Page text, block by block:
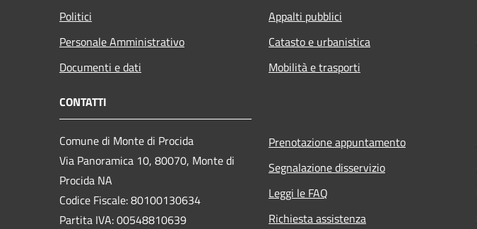
Politici
Personale Amministrativo
Documenti e dati
Appalti pubblici
Catasto e urbanistica
Mobilità e trasporti
CONTATTI
Comune di Monte di Procida
Via Panoramica 10, 80070, Monte di
Procida NA
Codice Fiscale: 80100130634
Partita IVA: 00548810639
Prenotazione appuntamento
Segnalazione disservizio
Leggi le FAQ
Richiesta assistenza